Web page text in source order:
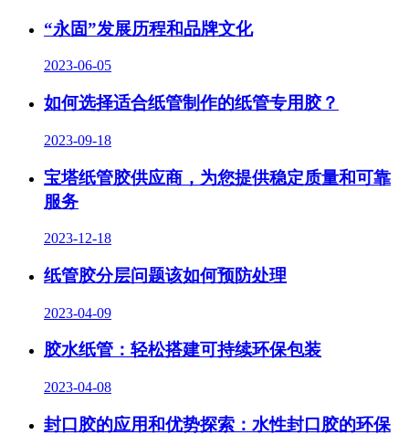
“永固”发展历程和品牌文化
2023-06-05
如何选择适合纸管制作的纸管专用胶？
2023-09-18
宝塔纸管胶供应商，为您提供稳定质量和可靠
服务
2023-12-18
纸管胶分层问题该如何预防处理
2023-04-09
胶水纸管：轻松搭建可持续环保包装
2023-04-08
封口胶的应用和优势探索：水性封口胶的环保